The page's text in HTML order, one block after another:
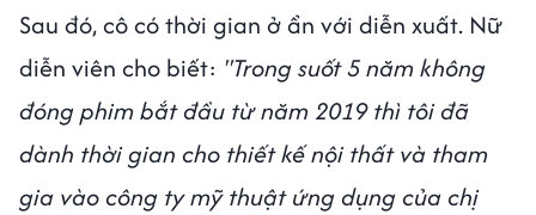
Sau đó, cô có thời gian ở ẩn với diễn xuất. Nữ
diễn viên cho biết: "Trong suốt 5 năm không
đóng phim bắt đầu từ năm 2019 thì tôi đã
dành thời gian cho thiết kế nội thất và tham
gia vào công ty mỹ thuật ứng dụng của chị